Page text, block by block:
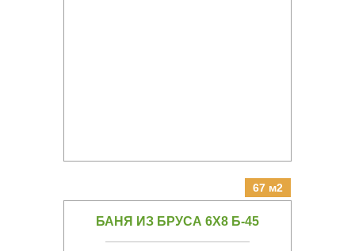
67 м2
БАНЯ ИЗ БРУСА 6Х8 Б-45